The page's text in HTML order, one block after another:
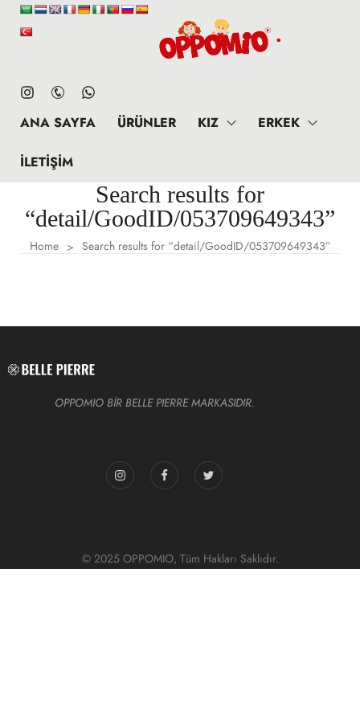
ANA SAYFA ÜRÜNLER KIZ ERKEK
İLETIŞIM
Search results for
“detail/GoodID/053709649343”
Home > Search results for “detail/GoodID/053709649343”
OPPOMIO BİR BELLE PIERRE MARKASIDIR.
© 2025 OPPOMIO, Tüm Hakları Saklıdır.